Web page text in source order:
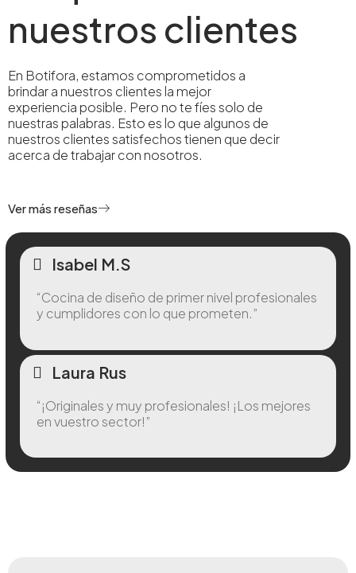
nuestros clientes
En Botifora, estamos comprometidos a
brindar a nuestros clientes la mejor
experiencia posible. Pero no te fíes solo de
nuestras palabras. Esto es lo que algunos de
nuestros clientes satisfechos tienen que decir
acerca de trabajar con nosotros.
Ver más reseñas
Isabel M.S
“Cocina de diseño de primer nivel profesionales
y cumplidores con lo que prometen.”
Laura Rus
“¡Originales y muy profesionales! ¡Los mejores
en vuestro sector!”